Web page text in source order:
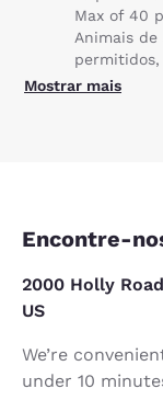
Max of 40
Animais de
Mostrar mais
Encontre-
2000 Holly
US
We’re
under 10